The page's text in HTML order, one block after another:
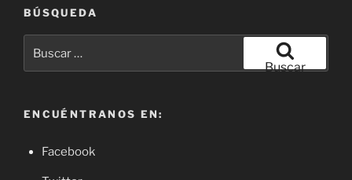
BÚSQUEDA
por:
Buscar
ENCUÉNTRANOS EN:
Facebook